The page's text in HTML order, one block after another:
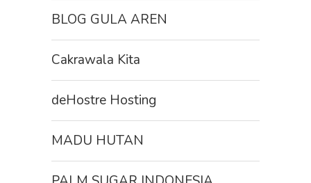
BLOG GULA AREN
Cakrawala Kita
deHostre Hosting
MADU HUTAN